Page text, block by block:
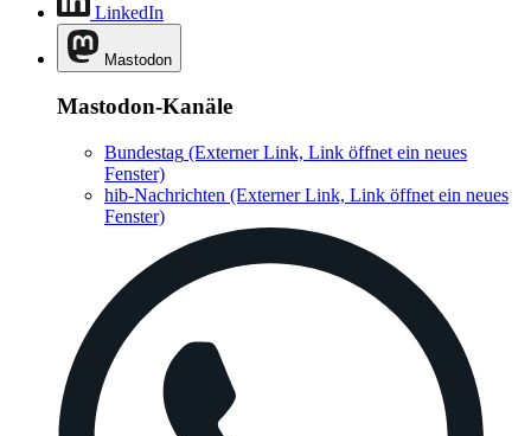
LinkedIn
Mastodon
Mastodon-Kanäle
Bundestag (Externer Link, Link öffnet ein neues
Fenster)
hib-Nachrichten (Externer Link, Link öffnet ein neues
Fenster)